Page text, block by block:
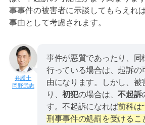
事事件の被害者に示談してもらえれば
事由として考慮されます。
岡野武志
事件が悪質であったり、同
行っている場合は、起訴の
由になります。しかし、被
り、初犯の場合は、不起訴
す。不起訴になれば前科は
刑事事件の処罰を受けるこ